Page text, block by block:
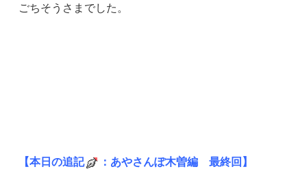
ごちそうさまでした。
【本日の追記 ：あやさんぽ木曽編 最終回】